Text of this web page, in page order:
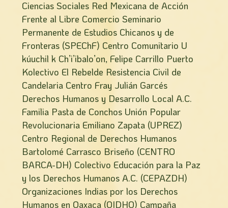
Ciencias Sociales Red Mexicana de Acción
Frente al Libre Comercio Seminario
Permanente de Estudios Chicanos y de
Fronteras (SPEChF) Centro Comunitario U
kúuchil k Ch’i’ibalo’on, Felipe Carrillo Puerto
Kolectivo El Rebelde Resistencia Civil de
Candelaria Centro Fray Julián Garcés
Derechos Humanos y Desarrollo Local A.C.
Familia Pasta de Conchos Unión Popular
Revolucionaria Emiliano Zapata (UPREZ)
Centro Regional de Derechos Humanos
Bartolomé Carrasco Briseño (CENTRO
BARCA-DH) Colectivo Educación para la Paz
y los Derechos Humanos A.C. (CEPAZDH)
Organizaciones Indias por los Derechos
Humanos en Oaxaca (OIDHO) Campaña